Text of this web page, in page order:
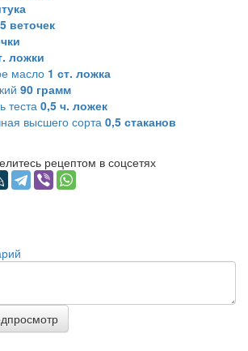
5 веточек
ложки
масло 1 ст. ложка
90 грамм
теста 0,5 ч. ложек
высшего сорта 0,5 стаканов
рецептом в соцсетях